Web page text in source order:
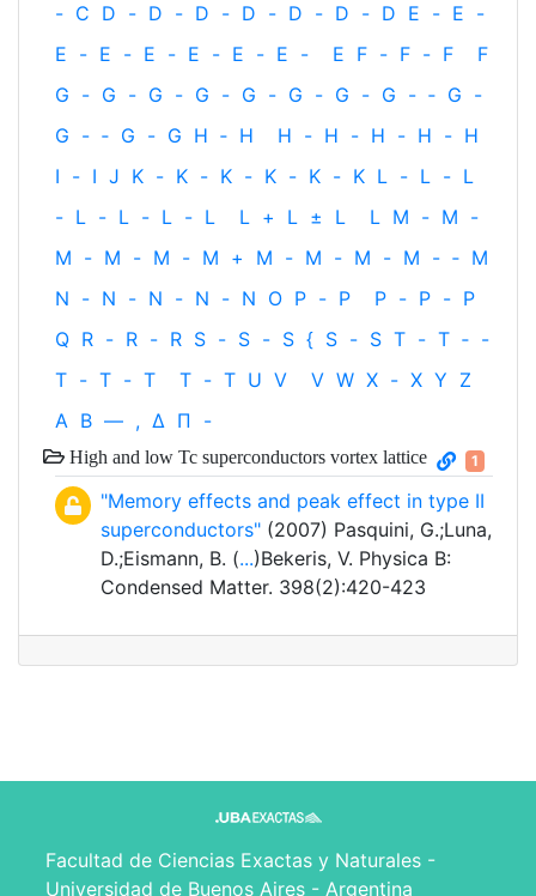
- C D - D - D - D - D - D - D E - E -
E - E - E - E - E - E - E F - F - F
F
G - G - G - G - G - G - G - G - ‐ G -
G - ‐ G - G H ‐ H H - H - H - H - H
I - I J K - K - K - K - K - K L - L - L
- L - L - L - L L + L ± L L M - M -
M - M - M - M + M - M - M - M - ‐ M
N - N - N - N - N O P - P P - P - P
Q R - R - R S - S - S { S - S T - T ‐ -
T - T - T T - T U V V W X - X Y Z
Α Β — , Δ Π -
High and low Tc superconductors vortex lattice 1
"Memory effects and peak effect in type II
superconductors" (2007) Pasquini, G.;Luna,
D.;Eismann, B. (...)Bekeris, V. Physica B:
Condensed Matter. 398(2):420-423
Facultad de Ciencias Exactas y Naturales -
Universidad de Buenos Aires - Argentina